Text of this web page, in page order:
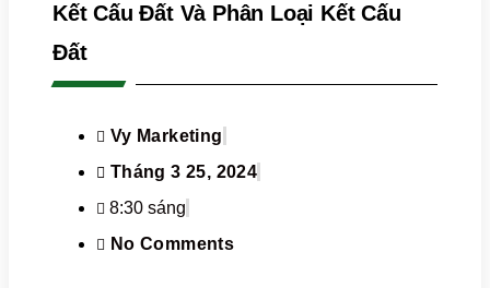
Kết Cấu Đất Và Phân Loại Kết Cấu
Đất
Vy Marketing
Tháng 3 25, 2024
8:30 sáng
No Comments